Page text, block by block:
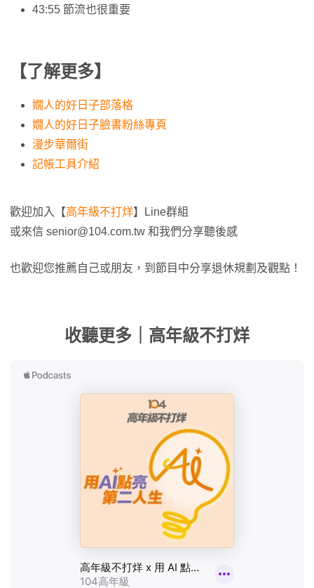
43:55 節流也很重要
【了解更多】
嫺人的好日子部落格
嫺人的好日子臉書粉絲專頁
漫步華爾街
記帳工具介紹
歡迎加入【高年級不打烊】Line群組
或來信 senior@104.com.tw 和我們分享聽後感
也歡迎您推薦自己或朋友，到節目中分享退休規劃及觀點！
收聽更多｜高年級不打烊